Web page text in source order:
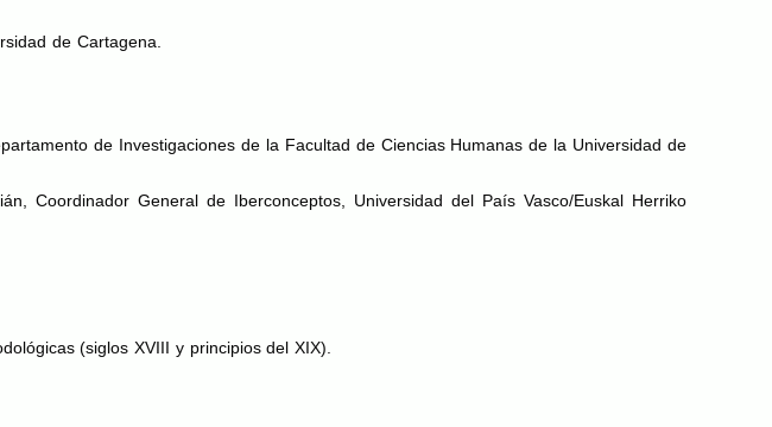
de Cartagena.
de Investigaciones de la Facultad de Ciencias Humanas de la Universidad de
Coordinador General de Iberconceptos, Universidad del País Vasco/Euskal Herriko
(siglosXVIII y principios delXIX).